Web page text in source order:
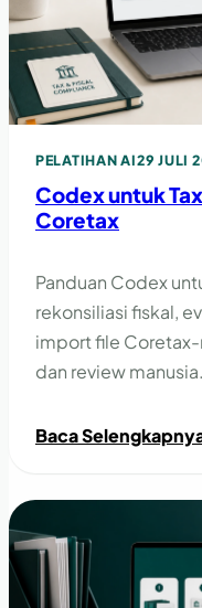
PELATIHAN AI29 JULI
Codex untuk
Coretax
Panduan Codex
rekonsiliasi fiskal,
import file
dan review manusia.
Baca